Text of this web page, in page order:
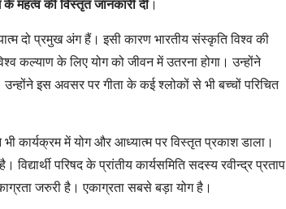
महत्व की विस्तृत जानकारी दी।
दो प्रमुख अंग हैं। इसी कारण भारतीय संस्कृति विश्व की
कल्याण के लिए योग को जीवन में उतरना होगा। उन्होंने
इस अवसर पर गीता के कई श्लोकों से भी बच्चों परिचित
भी कार्यक्रम में योग और आध्यात्म पर विस्तृत प्रकाश डाला।
विद्यार्थी परिषद के प्रांतीय कार्यसमिति सदस्य रवीन्द्र प्रताप
जरुरी है। एकाग्रता सबसे बड़ा योग है।